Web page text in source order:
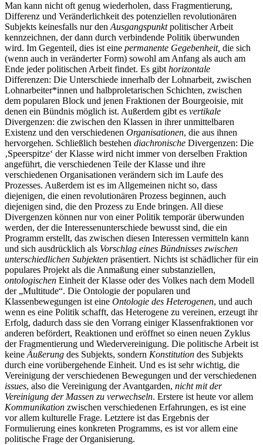
Man kann nicht oft genug wiederholen, dass Fragmentierung,
Differenz und Veränderlichkeit des potenziellen revolutionären
Subjekts keinesfalls nur den Ausgangspunktpolitischer Arbeit
kennzeichnen, der dann durch verbindende Politik überwunden
wird. Im Gegenteil, dies ist eine permanente Gegebenheit, die sich
(wenn auch in veränderter Form) sowohl am Anfang als auch am
Ende jeder politischen Arbeit findet. Es gibt horizontale
Differenzen: Die Unterschiede innerhalb der Lohnarbeit, zwischen
Lohnarbeiter*innen und halbproletarischen Schichten, zwischen
dem popularen Block und jenen Fraktionen der Bourgeoisie, mit
denen ein Bündnis möglich ist. Außerdem gibt es vertikale
Divergenzen: die zwischen den Klassen in ihrer unmittelbaren
Existenz und den verschiedenen Organisationen, die aus ihnen
hervorgehen. Schließlich bestehen diachronische Divergenzen: Die
‚Speerspitze‘ der Klasse wird nicht immer von derselben Fraktion
angeführt, die verschiedenen Teile der Klasse und ihre
verschiedenen Organisationen verändern sich im Laufe des
Prozesses. Außerdem ist es im Allgemeinen nicht so, dass
diejenigen, die einen revolutionären Prozess beginnen, auch
diejenigen sind, die den Prozess zu Ende bringen. All diese
Divergenzen können nur von einer Politik temporär überwunden
werden, der die Interessenunterschiede bewusst sind, die ein
Programm erstellt, das zwischen diesen Interessen vermitteln kann
und sich ausdrücklich als Vorschlag eines Bündnisses zwischen
unterschiedlichen Subjekten präsentiert. Nichts ist schädlicher für ein
populares Projekt als die Anmaßung einer substanziellen,
ontologischen Einheit der Klasse oder des Volkes nach dem Modell
der „Multitude“. Die Ontologie der popularen und
Klassenbewegungen ist eine Ontologie des Heterogenen, und auch
wenn es eine Politik schafft, das Heterogene zu vereinen, erzeugt ihr
Erfolg, dadurch dass sie den Vorrang einiger Klassenfraktionen vor
anderen befördert, Reaktionen und eröffnet so einen neuen Zyklus
der Fragmentierung und Wiedervereinigung. Die politische Arbeit ist
keine Äußerung des Subjekts, sondern Konstitution des Subjekts
durch eine vorübergehende Einheit. Und es ist sehr wichtig, die
Vereinigung der verschiedenen Bewegungen und der verschiedenen
issues, also die Vereinigung der Avantgarden, nicht mit der
Vereinigung der Massen zu verwechseln. Erstere ist heute vor allem
Kommunikation zwischen verschiedenen Erfahrungen, es ist eine
vor allem kulturelle Frage. Letztere ist das Ergebnis der
Formulierung eines konkreten Programms, es ist vor allem eine
politische Frage der Organisierung.